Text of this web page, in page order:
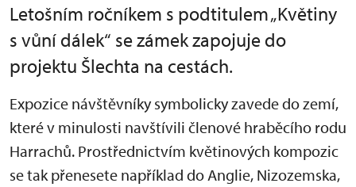
Letošním ročníkem s podtitulem „Květiny
s vůní dálek“ se zámek zapojuje do
projektu Šlechta na cestách.
Expozice návštěvníky symbolicky zavede do zemí,
které v minulosti navštívili členové hraběcího rodu
Harrachů. Prostřednictvím květinových kompozic
se tak přenesete například do Anglie, Nizozemska,